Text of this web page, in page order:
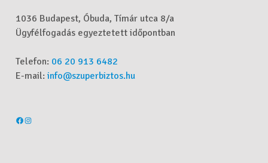
1036 Budapest, Óbuda, Tímár utca 8/a
Ügyfélfogadás egyeztetett időpontban
Telefon: 06 20 913 6482
E-mail:info@szuperbiztos.hu